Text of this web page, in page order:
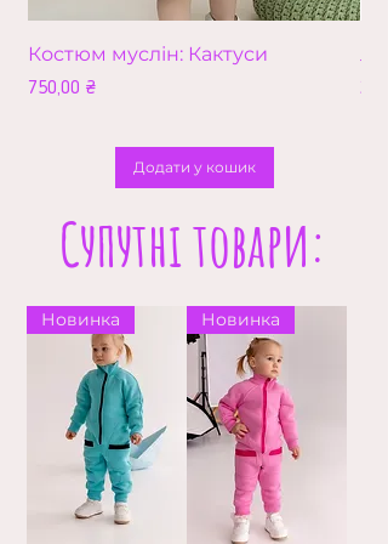
Костюм муслін: Кактуси
Ціна
750,00 ₴
Додати у кошик
Ціна
Новинка Новинка
Супутні товари: